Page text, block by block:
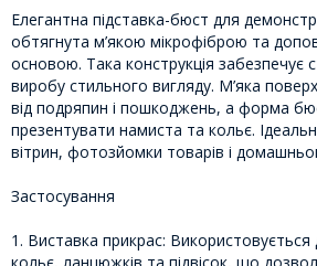
Елегантна підставка-бюст для
обтягнута м’якою мікрофіброю та
основою. Така конструкція забезпечує
виробу стильного вигляду. М’яка
від подряпин і пошкоджень, а форма
презентувати намиста та кольє.
вітрин, фотозйомки товарів і
Застосування
1. Виставка прикрас: Використовується